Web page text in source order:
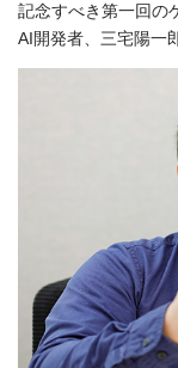
記念すべき第一回の
AI開発者、三宅陽一